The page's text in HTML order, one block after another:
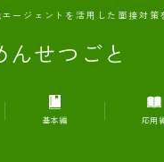
んせつごと
ージェントを活用した面接対策
ェントとは何か？
基本編 応用